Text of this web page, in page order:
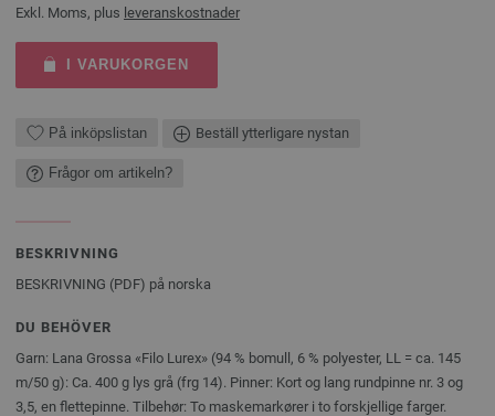
Exkl. Moms, plus leveranskostnader
I VARUKORGEN
På inköpslistan Beställ ytterligare nystan
Frågor om artikeln?
BESKRIVNING
BESKRIVNING (PDF) på norska
DU BEHÖVER
Garn: Lana Grossa «Filo Lurex» (94 % bomull, 6 % polyester, LL = ca. 145
m/50 g): Ca. 400 g lys grå (frg 14). Pinner: Kort og lang rundpinne nr. 3 og
3,5, en flettepinne. Tilbehør: To maskemarkører i to forskjellige farger.